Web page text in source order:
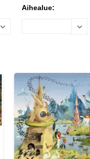
Aihealue: